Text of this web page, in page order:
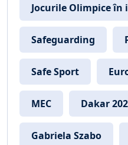
Jocurile Olimpice
Safeguarding
Safe Sport
MEC Dakar
Gabriela Szabo